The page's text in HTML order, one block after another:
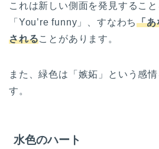
これは新しい側面を発見するこ
「You’re funny」、すなわち「あ
されることがあります。
また、緑色は「嫉妬」という感
す。
水色のハート